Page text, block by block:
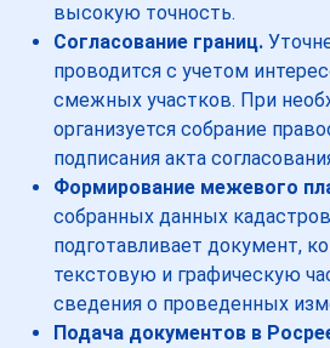
высокую точность.
Согласование границ.
проводится с учетом
смежных участков. При
организуется собрание
подписания акта
Формирование межевого
собранных данных
подготавливает документ,
текстовую и графическую
сведения о проведенных
Подача документов в